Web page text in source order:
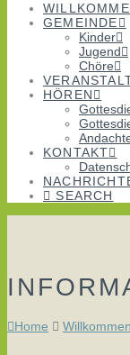
GEMEINDE
Kinder
Jugend
Chöre
HÖREN
KONTAKT
SEARCH
Home Willkommen